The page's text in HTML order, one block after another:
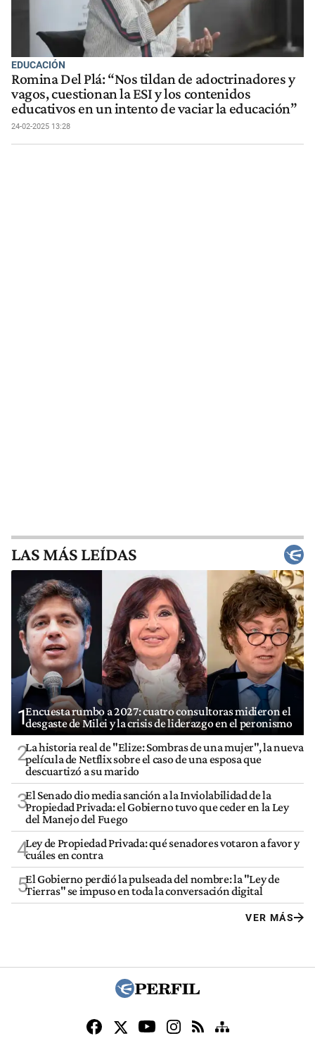
EDUCACIÓN
Romina Del Plá: “Nos tildan de adoctrinadores y
vagos, cuestionan la ESI y los contenidos
educativos en un intento de vaciar la educación”
24-02-2025 13:28
LAS MÁS LEÍDAS
1Encuesta rumbo a 2027: cuatro consultoras midieron el
desgaste de Milei y la crisis de liderazgo en el peronismo
2La historia real de "Elize: Sombras de una mujer", la nueva
película de Netflix sobre el caso de una esposa que
descuartizó a su marido
3El Senado dio media sanción a la Inviolabilidad de la
Propiedad Privada: el Gobierno tuvo que ceder en la Ley
del Manejo del Fuego
4Ley de Propiedad Privada: qué senadores votaron a favor y
cuáles en contra
5El Gobierno perdió la pulseada del nombre: la "Ley de
Tierras" se impuso en toda la conversación digital
VER MÁS